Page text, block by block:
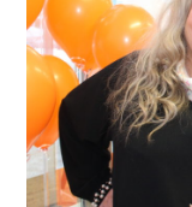
URHEILU
KULTTUURI
HISTORIA
YLEINEN
MAINOSTAJILLE